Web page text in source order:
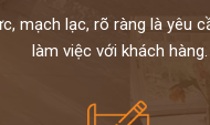
mạch lạc, rõ ràng là yêu
làm việc với khách hàng.